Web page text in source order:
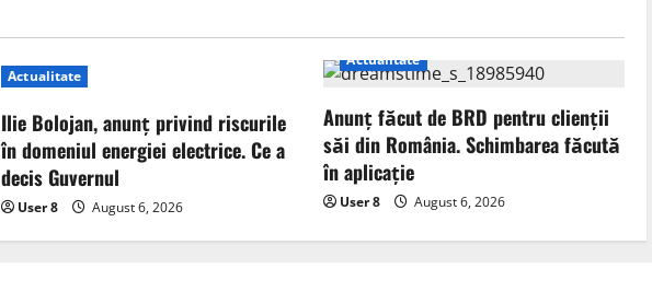
Actualitate
Ilie Bolojan, anunț privind riscurile
în domeniul energiei electrice. Ce a
decis Guvernul
User 8 August 6, 2026
Actualitate
Anunț făcut de BRD pentru clienții
săi din România. Schimbarea făcută
în aplicație
User 8 August 6, 2026